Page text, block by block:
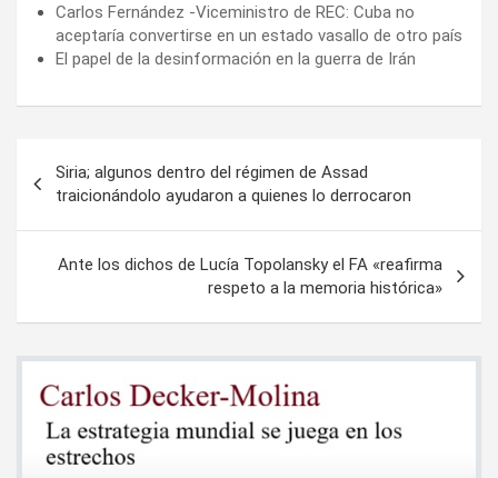
Carlos Fernández -Viceministro de REC: Cuba no
aceptaría convertirse en un estado vasallo de otro país
El papel de la desinformación en la guerra de Irán
de
entradas
Siria; algunos dentro del régimen de Assad
traicionándolo ayudaron a quienes lo derrocaron
Ante los dichos de Lucía Topolansky el FA «reafirma
respeto a la memoria histórica»